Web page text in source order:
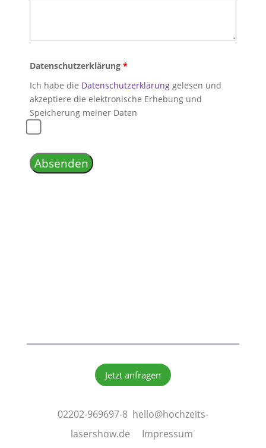
Datenschutzerklärung *
Ich habe die Datenschutzerklärunggelesen und
akzeptiere die elektronische Erhebung und
Speicherung meiner Daten
Jetzt anfragen
02202-969697-8 hello@hochzeits-
lasershow.de
Impressum